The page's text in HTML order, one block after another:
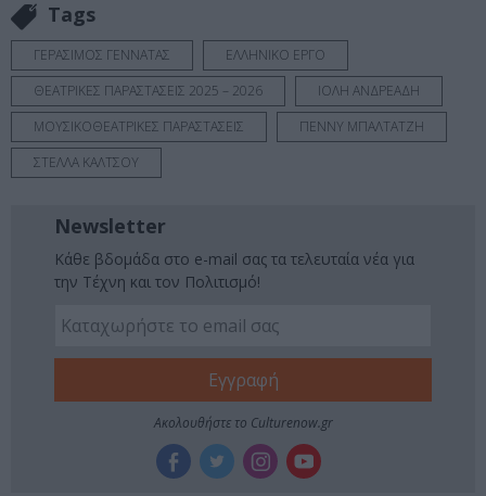
Tags
ΓΕΡΑΣΙΜΟΣ ΓΕΝΝΑΤΑΣ
ΕΛΛΗΝΙΚΟ ΕΡΓΟ
ΘΕΑΤΡΙΚΕΣ ΠΑΡΑΣΤΑΣΕΙΣ 2025 – 2026
ΙΟΛΗ ΑΝΔΡΕΑΔΗ
ΜΟΥΣΙΚΟΘΕΑΤΡΙΚΕΣ ΠΑΡΑΣΤΑΣΕΙΣ
ΠΕΝΝΥ ΜΠΑΛΤΑΤΖΗ
ΣΤΕΛΛΑ ΚΑΛΤΣΟΥ
Newsletter
Κάθε βδομάδα στο e-mail σας τα τελευταία νέα για
την Τέχνη και τον Πολιτισμό!
Ακολουθήστε το Culturenow.gr